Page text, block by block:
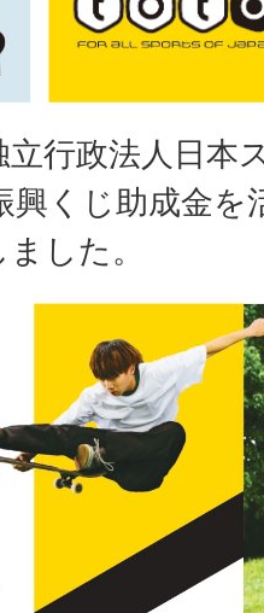
行政法人日本
興くじ助成金を
した。